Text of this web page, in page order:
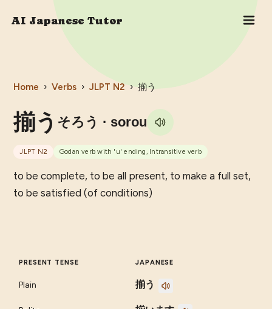
AI Japanese Tutor
Home › Verbs › JLPT N2 › 揃う
揃う そろう · sorou
JLPT N2 Godan verb with 'u' ending, Intransitive verb
to be complete, to be all present, to make a full set,
to be satisfied (of conditions)
PRESENT TENSE JAPANESE
Plain 揃う